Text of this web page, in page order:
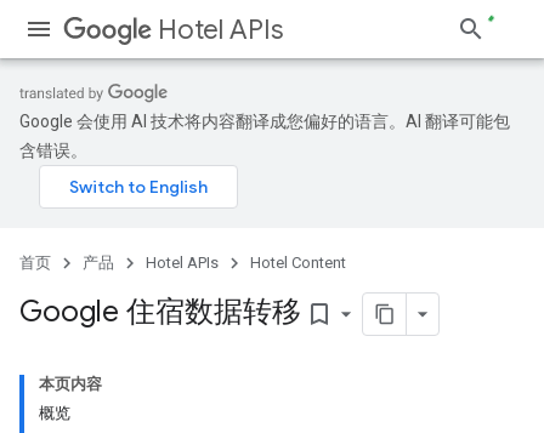
Hotel APIs
Google 会使用 AI 技术将内容翻译成您偏好的语言。AI 翻译可能包
含错误。
首页 产品 Hotel APIs Hotel Content
Google 住宿数据转移 bookmark_border
本页内容
概览